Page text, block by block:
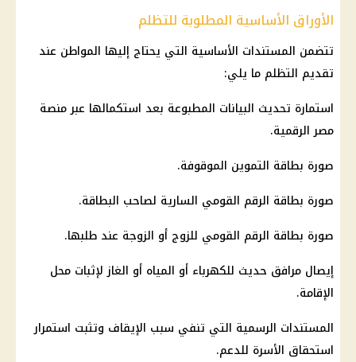
الأوراق الأساسية المطلوبة للتظلم
تتضمن المستندات الأساسية التي يحتاج إليها المواطن عند
تقديم التظلم ما يلي:
استمارة تحديث البيانات المطبوعة بعد استكمالها عبرمنصة
مصر الرقمية.
صورة بطاقة التموين الموقوفة.
صورة بطاقة الرقم القومي السارية لصاحب البطاقة.
صورة بطاقة الرقم القومي للزوج أو الزوجة عند طلبها.
إيصال مرافق حديث للكهرباء أو المياه أو الغاز لإثبات محل
الإقامة.
المستندات الرسمية التي تنفي سبب الإيقاف وتثبت استمرار
استحقاق الأسرة للدعم.